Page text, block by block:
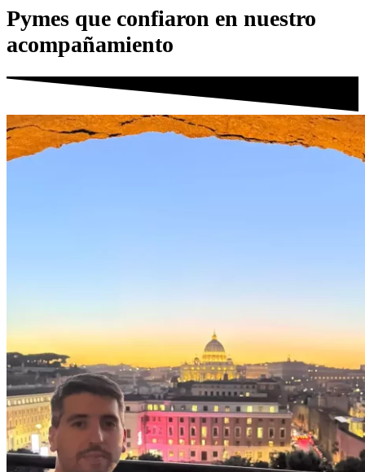
Pymes que confiaron en nuestro
acompañamiento